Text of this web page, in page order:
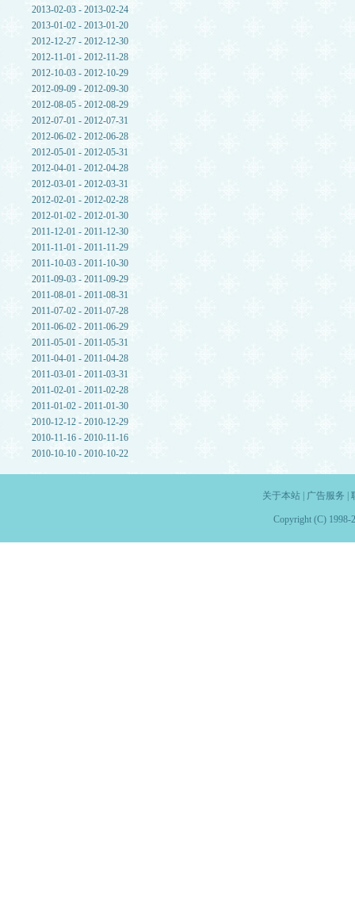
2013-02-03 - 2013-02-24
2013-01-02 - 2013-01-20
2012-12-27 - 2012-12-30
2012-11-01 - 2012-11-28
2012-10-03 - 2012-10-29
2012-09-09 - 2012-09-30
2012-08-05 - 2012-08-29
2012-07-01 - 2012-07-31
2012-06-02 - 2012-06-28
2012-05-01 - 2012-05-31
2012-04-01 - 2012-04-28
2012-03-01 - 2012-03-31
2012-02-01 - 2012-02-28
2012-01-02 - 2012-01-30
2011-12-01 - 2011-12-30
2011-11-01 - 2011-11-29
2011-10-03 - 2011-10-30
2011-09-03 - 2011-09-29
2011-08-01 - 2011-08-31
2011-07-02 - 2011-07-28
2011-06-02 - 2011-06-29
2011-05-01 - 2011-05-31
2011-04-01 - 2011-04-28
2011-03-01 - 2011-03-31
2011-02-01 - 2011-02-28
2011-01-02 - 2011-01-30
2010-12-12 - 2010-12-29
2010-11-16 - 2010-11-16
2010-10-10 - 2010-10-22
关于本站| 广告服务
Copyright (C) 1998-